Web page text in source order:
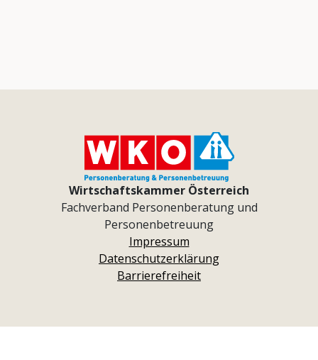
Wirtschaftskammer Österreich
Fachverband Personenberatung und
Personenbetreuung
Impressum
Datenschutzerklärung
Barrierefreiheit